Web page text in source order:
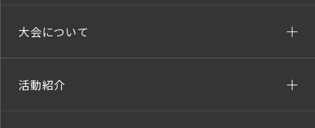
大会について
活動紹介